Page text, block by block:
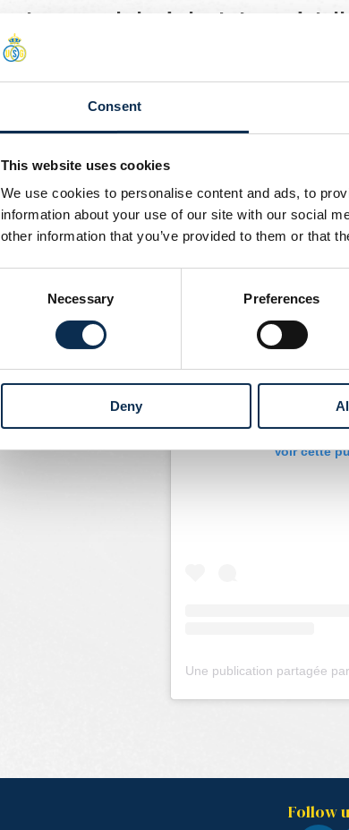
Consent
This website uses cookies
We use cookies to personalise content and ads, to
information about your use of our site with our social
other information that you’ve provided to them or that
Necessary Preferences
Deny
twee goals in de laatste
Tobi werd dit seizoen ook international voor
Union en David gaan samen de Goliath’s
Voir cette
Follow